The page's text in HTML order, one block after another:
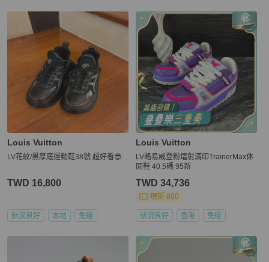
Louis Vuitton
LV花紋/黑厚底運動鞋38號 超好看😎
TWD 16,800
狀況良好 本地 免運
Louis Vuitton
LV路易威登粉鐳射滿印TrainerMax休
閒鞋 40.5碼 95新
TWD 34,736
現折 800
狀況良好 香港 免運